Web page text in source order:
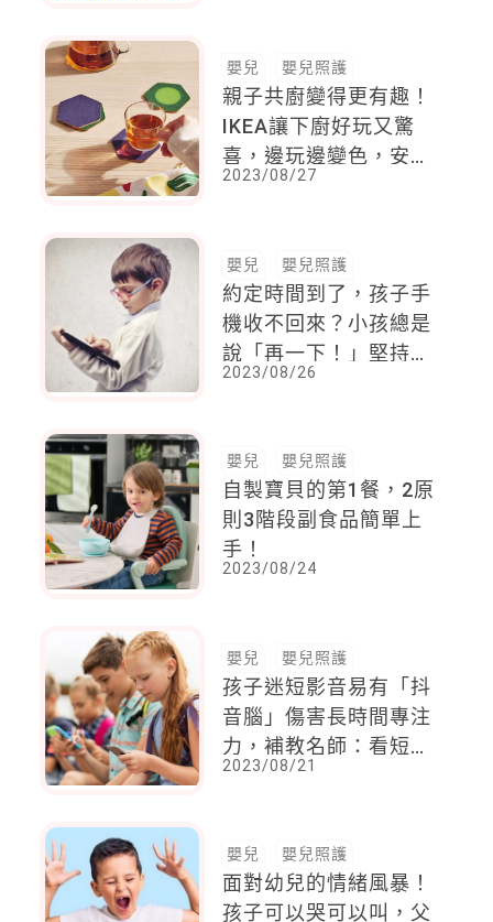
嬰兒 嬰兒照護
親子共廚變得更有趣！
IKEA讓下廚好玩又驚
喜，邊玩邊變色，安全
設計細節讓爸媽超安心
2023/08/27
嬰兒 嬰兒照護
約定時間到了，孩子手
機收不回來？小孩總是
說「再一下！」堅持與
妥協之間，父母該怎麼
2023/08/26
嬰兒 嬰兒照護
自製寶貝的第1餐，2原
則3階段副食品簡單上
手！
2023/08/24
嬰兒 嬰兒照護
孩子迷短影音易有「抖
音腦」傷害長時間專注
力，補教名師：看短影
音獲取大量多巴胺滿
2023/08/21
嬰兒 嬰兒照護
面對幼兒的情緒風暴！
孩子可以哭可以叫，父